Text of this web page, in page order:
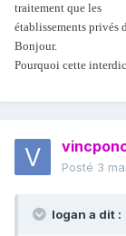
traitement que les
établissements privés
Bonjour.
Pourquoi cette
Posté 3
logan a dit :